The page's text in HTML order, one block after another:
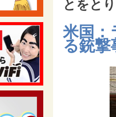
とをと
米国：
る銃撃